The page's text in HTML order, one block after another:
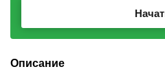
Описание